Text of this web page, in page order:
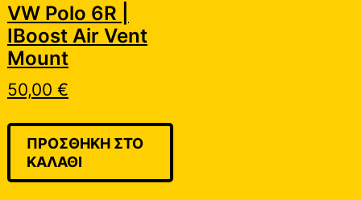
VW Polo 6R |
IBoost Air Vent
Mount
50,00 €
ΠΡΟΣΘΉΚΗ ΣΤΟ
ΚΑΛΆΘΙ